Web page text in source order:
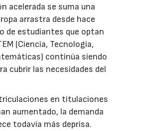
acelerada se suma una
arrastra desde hace
de estudiantes que optan
(Ciencia, Tecnología,
continúa siendo
cubrir las necesidades del
en titulaciones
aumentado, la demanda
todavía más deprisa.